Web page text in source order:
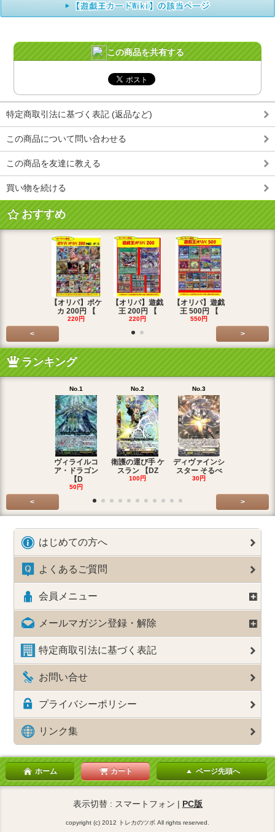
この商品を共有する
特定商取引法に基づく表記 (返品など)
この商品について問い合わせる
この商品を友達に教える
買い物を続ける
おすすめ
【オリパ】ポケ
カ 200円 【
220円
【オリパ】遊戯
王 200円 【
220円
【オリパ】遊戯
王 500円 【
550円
< >
ランキング
No.1
ヴィライルコ
ア・ドラゴン
【D
50円
No.2
衛護の運び手 ケ
スラン 【DZ
100円
No.3
ディヴァインシ
スター そるべ
30円
< >
はじめての方へ
よくあるご質問
会員メニュー
メールマガジン登録・解除
特定商取引法に基づく表記
お問い合せ
プライバシーポリシー
リンク集
ホーム カート ページ先頭へ
表示切替 : スマートフォン | PC版
copyright (c) 2012 トレカのツボ All rights reserved.